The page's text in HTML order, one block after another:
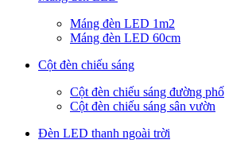
Máng đèn LED 1m2
Máng đèn LED 60cm
Cột đèn chiếu sáng
Cột đèn chiếu sáng đường phố
Cột đèn chiếu sáng sân vườn
Đèn LED thanh ngoài trời